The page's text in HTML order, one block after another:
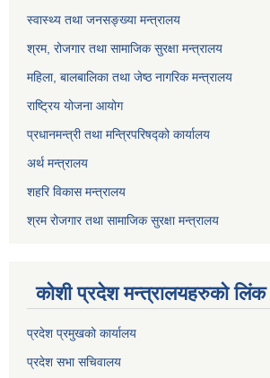
स्वास्थ्य तथा जनसङ्ख्या मन्त्रालय
श्रम, रोजगार तथा सामाजिक सुरक्षा मन्त्रालय
महिला, बालबालिका तथा जेष्ठ नागरिक मन्त्रालय
राष्ट्रिय योजना आयोग
प्रधानमन्त्री तथा मन्त्रिपरिषद्को कार्यालय
अर्थ मन्त्रालय
शहरि विकास मन्त्रालय
श्रम रोजगार तथा सामाजिक सुरक्षा मन्त्रालय
कोशी प्रदेश मन्त्रालयहरुको लिंक
प्रदेश प्रमुखको कार्यालय
प्रदेश सभा सचिवालय